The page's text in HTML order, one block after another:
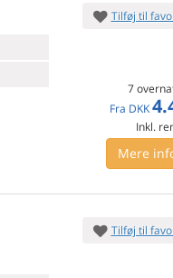
Tilføj til
7
Fra DKK
Inkl.
Mere
Tilføj til